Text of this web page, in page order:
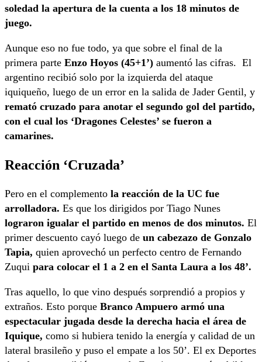
soledad la apertura de la cuenta a los 18 minutos de
juego.
Aunque eso no fue todo, ya que sobre el final de la
primera parte Enzo Hoyos (45+1’) aumentó las cifras. El
argentino recibió solo por la izquierda del ataque
iquiqueño, luego de un error en la salida de Jader Gentil, y
remató cruzado para anotar el segundo gol del partido,
con el cual los ‘Dragones Celestes’ se fueron a
camarines.
Reacción ‘Cruzada’
Pero en el complemento la reacción de la UC fue
arrolladora. Es que los dirigidos por Tiago Nunes
lograron igualar el partido en menos de dos minutos. El
primer descuento cayó luego de un cabezazo de Gonzalo
Tapia, quien aprovechó un perfecto centro de Fernando
Zuqui para colocar el 1 a 2 en el Santa Laura a los 48’.
Tras aquello, lo que vino después sorprendió a propios y
extraños. Esto porque Branco Ampuero armó una
espectacular jugada desde la derecha hacia el área de
Iquique, como si hubiera tenido la energía y calidad de un
lateral brasileño y puso el empate a los 50’. El ex Deportes